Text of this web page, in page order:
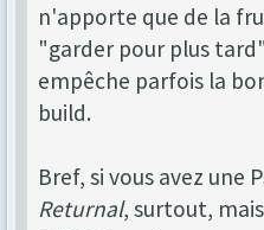
n'apporte que de la
"garder pour plus
empêche parfois la
build.
Bref, si vous avez une
Returnal, surtout,